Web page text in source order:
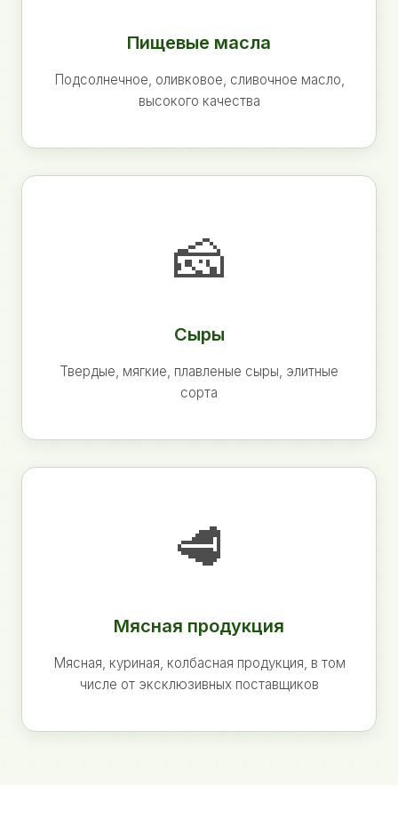
Пищевые масла
Подсолнечное, оливковое, сливочное масло,
высокого качества
🧀
Сыры
Твердые, мягкие, плавленые сыры, элитные
сорта
🥩
Мясная продукция
Мясная, куриная, колбасная продукция, в том
числе от эксклюзивных поставщиков